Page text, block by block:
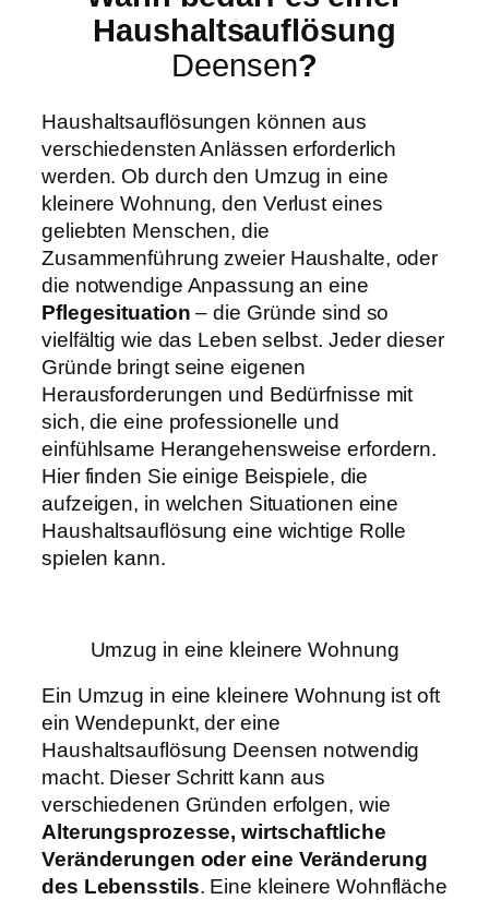
Haushaltsauflösung
Deensen?
Haushaltsauflösungen können aus
verschiedensten Anlässen erforderlich
werden. Ob durch den Umzug in eine
kleinere Wohnung, den Verlust eines
geliebten Menschen, die
Zusammenführung zweier Haushalte, oder
die notwendige Anpassung an eine
Pflegesituation – die Gründe sind so
vielfältig wie das Leben selbst. Jeder dieser
Gründe bringt seine eigenen
Herausforderungen und Bedürfnisse mit
sich, die eine professionelle und
einfühlsame Herangehensweise erfordern.
Hier finden Sie einige Beispiele, die
aufzeigen, in welchen Situationen eine
Haushaltsauflösung eine wichtige Rolle
spielen kann.
Umzug in eine kleinere Wohnung
Ein Umzug in eine kleinere Wohnung ist oft
ein Wendepunkt, der eine
Haushaltsauflösung Deensen notwendig
macht. Dieser Schritt kann aus
verschiedenen Gründen erfolgen, wie
Alterungsprozesse, wirtschaftliche
Veränderungen oder eine Veränderung
des Lebensstils. Eine kleinere Wohnfläche